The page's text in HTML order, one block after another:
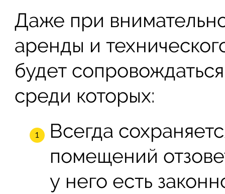
Даже при
аренды и
будет
среди которых:
Всегда
помещений
у него есть